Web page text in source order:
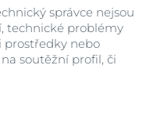
správce nejsou
technické problémy
nebo
soutěžní profil, či